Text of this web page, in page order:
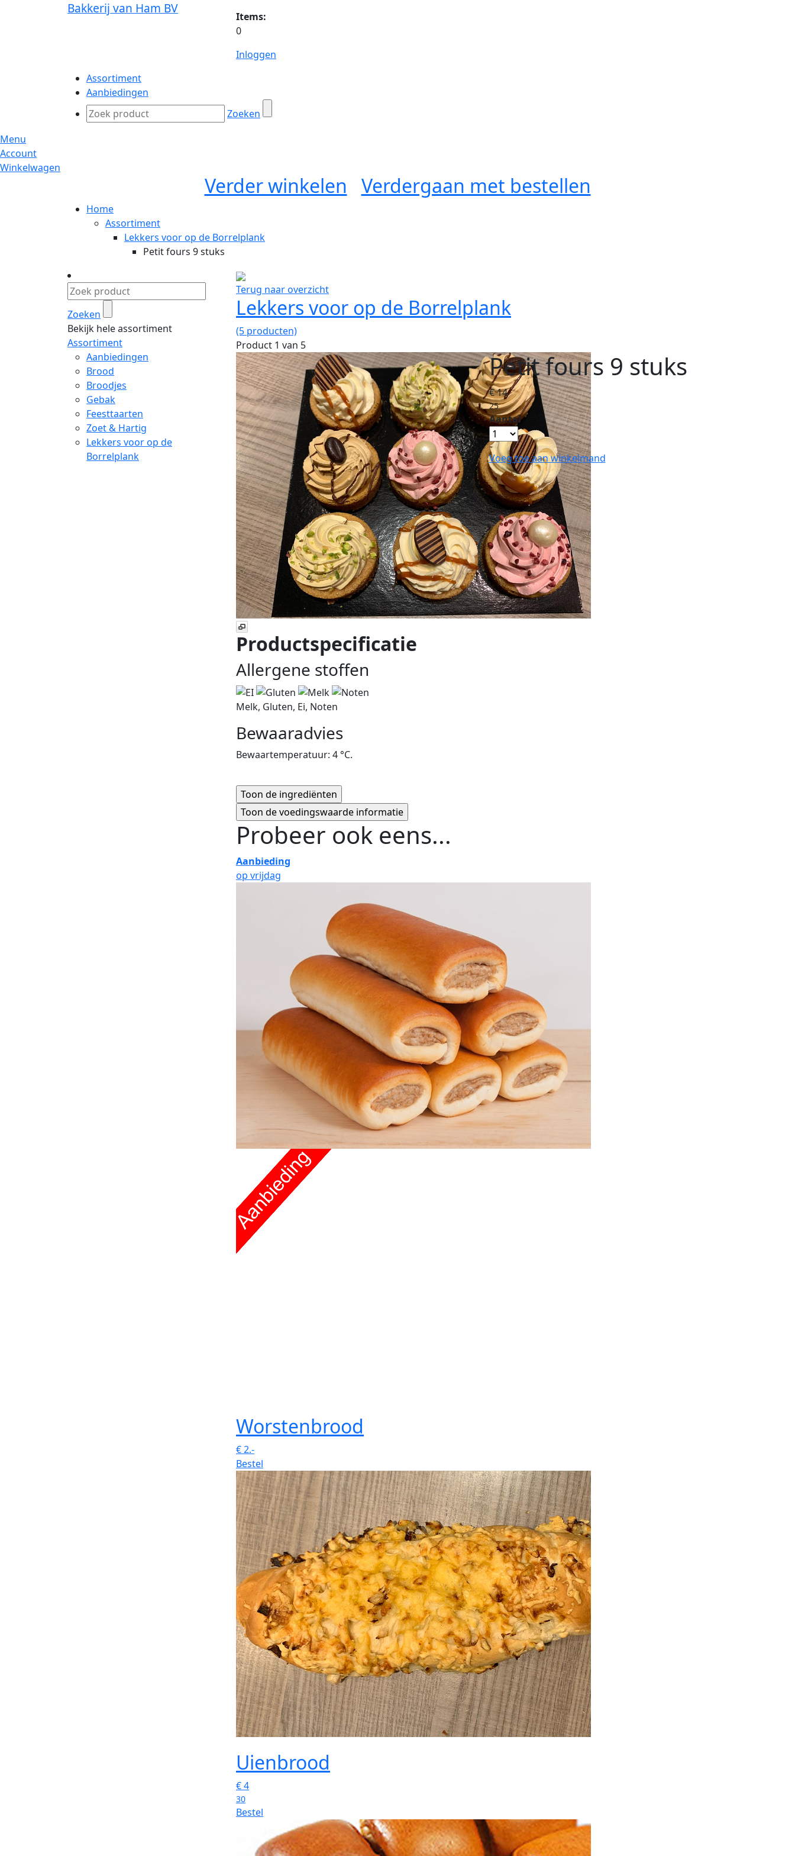
Bakkerij van Ham BV
Items:
0
Inloggen
Assortiment
Aanbiedingen
Zoeken
Menu
Account
Winkelwagen
Verder winkelen Verdergaan met bestellen
Home
Assortiment
Lekkers voor op de Borrelplank
Petit fours 9 stuks
Zoeken
Bekijk hele assortiment
Assortiment
Aanbiedingen
Brood
Broodjes
Gebak
Feesttaarten
Zoet & Hartig
Lekkers voor op de
Borrelplank
Terug naar overzicht
Lekkers voor op de Borrelplank
(5 producten)
Product 1 van 5
Petit fours 9 stuks
€ 14
25
Aantal
Voeg toe aan winkelmand
Productspecificatie
Allergene stoffen
Melk, Gluten, Ei, Noten
Bewaaradvies
Bewaartemperatuur: 4 °C.
Probeer ook eens...
Aanbieding
op vrijdag
Worstenbrood
€2.-
Bestel
Uienbrood
€4
30
Bestel